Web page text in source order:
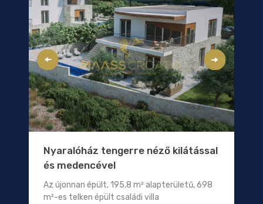
Nyaralóház tengerre néző kilátással
és medencével
Az újonnan épült, 195,8 m² alapterületű, 698
m²-es telken épült családi villa